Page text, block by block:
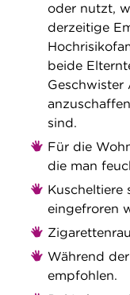
oder nutzt,
derzeitige
beide
Geschwister
sind.
Für die
die man
Kuscheltiere
eingefroren
Während
empfohlen.